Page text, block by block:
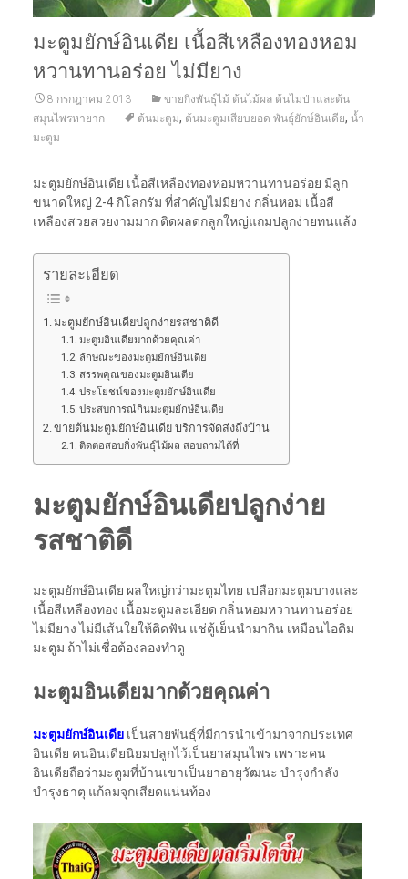
มะตูมยักษ์อินเดีย เนื้อสีเหลืองทองหอม
หวานทานอร่อย ไม่มียาง
8 กรกฎาคม 2013
ขายกิ่งพันธุ์ไม้ ต้นไม้ผล ต้นไมป่าและต้น
สมุนไพรหายาก
ต้นมะตูม, ต้นมะตูมเสียบยอด พันธุ์ยักษ์อินเดีย, น้ำ
มะตูม
มะตูมยักษ์อินเดีย เนื้อสีเหลืองทองหอมหวานทานอร่อย มีลูก
ขนาดใหญ่ 2-4 กิโลกรัม ที่สำคัญไม่มียาง กลิ่นหอม เนื้อสี
เหลืองสวยสวยงามมาก ติดผลดกลูกใหญ่แถมปลูกง่ายทนแล้ง
รายละเอียด
มะตูมยักษ์อินเดียปลูกง่ายรสชาติดี
มะตูมอินเดียมากด้วยคุณค่า
ลักษณะของมะตูมยักษ์อินเดีย
สรรพคุณของมะตูมอินเดีย
ประโยชน์ของมะตูมยักษ์อินเดีย
ประสบการณ์กินมะตูมยักษ์อินเดีย
ขายต้นมะตูมยักษ์อินเดีย บริการจัดส่งถึงบ้าน
ติดต่อสอบกิ่งพันธุ์ไม้ผล สอบถามได้ที่
มะตูมยักษ์อินเดียปลูกง่าย
รสชาติดี
มะตูมยักษ์อินเดีย ผลใหญ่กว่ามะตูมไทย เปลือกมะตูมบางและ
เนื้อสีเหลืองทอง เนื้อมะตูมละเอียด กลิ่นหอมหวานทานอร่อย
ไม่มียาง ไม่มีเส้นใยให้ติดฟัน แช่ตู้เย็นนำมากิน เหมือนไอติม
มะตูม ถ้าไม่เชื่อต้องลองทำดู
มะตูมอินเดียมากด้วยคุณค่า
มะตูมยักษ์อินเดียเป็นสายพันธุ์ที่มีการนำเข้ามาจากประเทศ
อินเดีย คนอินเดียนิยมปลูกไว้เป็นยาสมุนไพร เพราะคน
อินเดียถือว่ามะตูมที่บ้านเขาเป็นยาอายุวัฒนะ บำรุงกำลัง
บำรุงธาตุ แก้ลมจุกเสียดแน่นท้อง